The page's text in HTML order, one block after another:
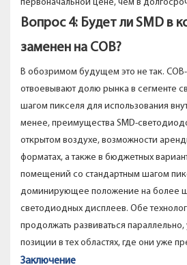
первоначальной цене, чем в
Вопрос 4: Будет ли SMD в
заменен на COB?
В обозримом будущем это не так.
отвоевывают долю рынка в сегменте
шагом пикселя для использования
менее, преимущества SMD-
открытом воздухе, возможности
форматах, а также в бюджетных
помещений со стандартным шагом
доминирующее положение на более
светодиодных дисплеев. Обе
продолжать развиваться
позиции в тех областях, где они уже
Заключение